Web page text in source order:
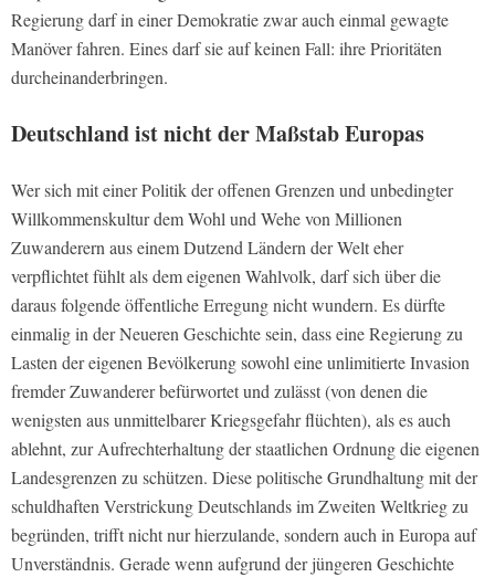
Regierung darf in einer Demokratie zwar auch einmal gewagte
Manöver fahren. Eines darf sie auf keinen Fall: ihre Prioritäten
durcheinanderbringen.
Deutschland ist nicht der Maßstab Europas
Wer sich mit einer Politik der offenen Grenzen und unbedingter
Willkommenskultur dem Wohl und Wehe von Millionen
Zuwanderern aus einem Dutzend Ländern der Welt eher
verpflichtet fühlt als dem eigenen Wahlvolk, darf sich über die
daraus folgende öffentliche Erregung nicht wundern. Es dürfte
einmalig in der Neueren Geschichte sein, dass eine Regierung zu
Lasten der eigenen Bevölkerung sowohl eine unlimitierte Invasion
fremder Zuwanderer befürwortet und zulässt (von denen die
wenigsten aus unmittelbarer Kriegsgefahr flüchten), als es auch
ablehnt, zur Aufrechterhaltung der staatlichen Ordnung die eigenen
Landesgrenzen zu schützen. Diese politische Grundhaltung mit der
schuldhaften Verstrickung Deutschlands im Zweiten Weltkrieg zu
begründen, trifft nicht nur hierzulande, sondern auch in Europa auf
Unverständnis. Gerade wenn aufgrund der jüngeren Geschichte